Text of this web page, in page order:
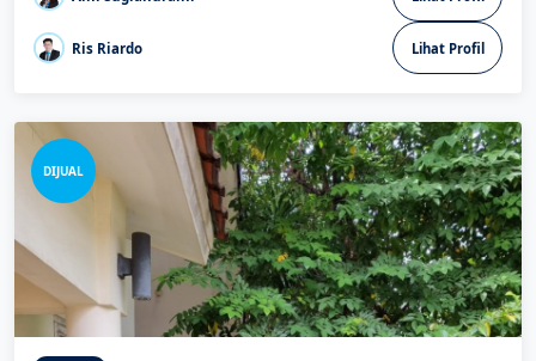
Ris Riardo Lihat Profil
DIJUAL